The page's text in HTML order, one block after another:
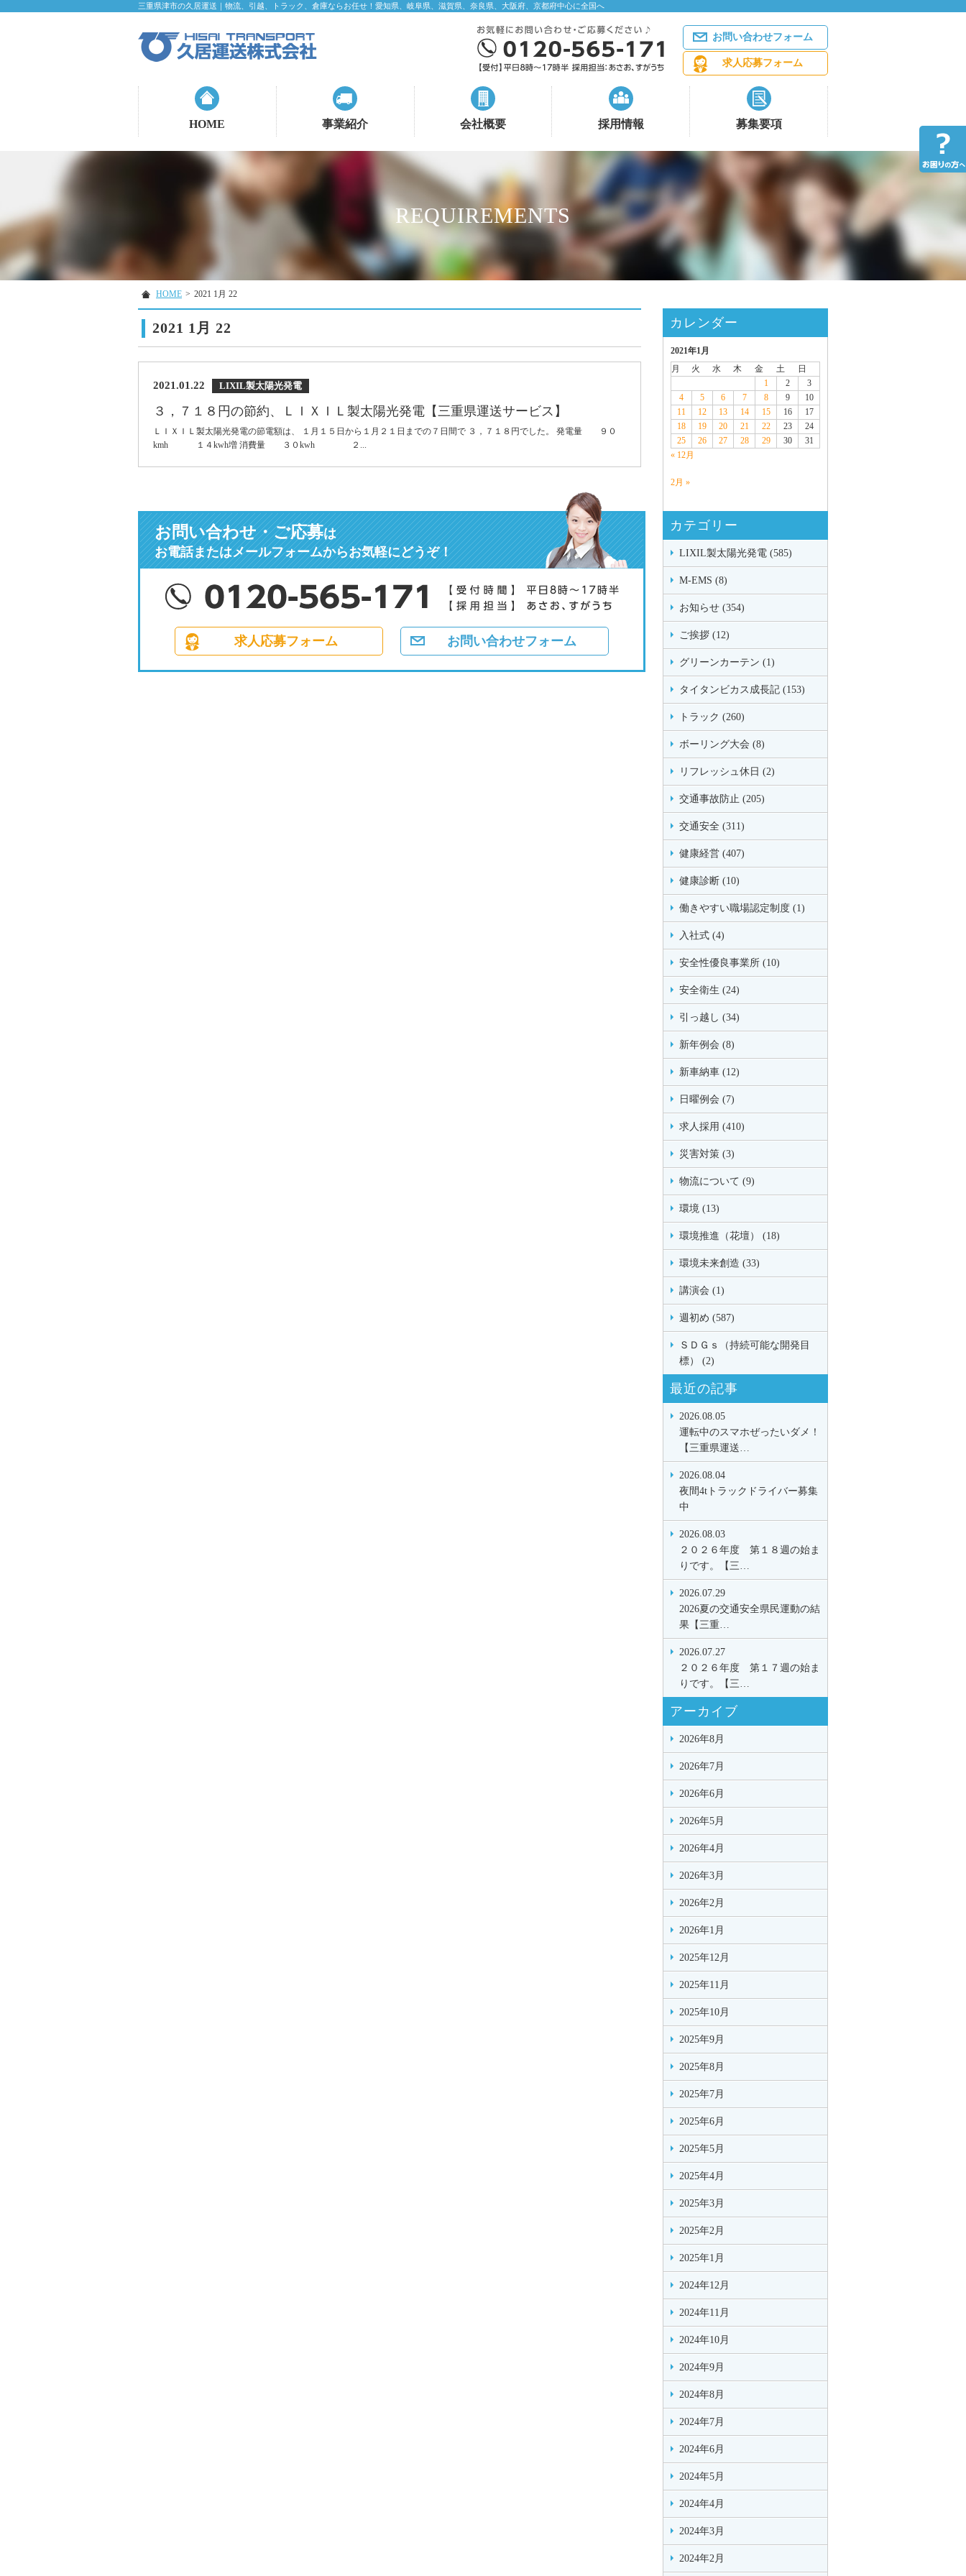
三重県津市の久居運送｜物流、引越、トラック、倉庫ならお任せ！愛知県、岐阜県、滋賀県、奈良県、大阪府、京都府中心に全国へ
お問い合わせフォーム
求人応募フォーム
HOME 事業紹介 会社概要 採用情報 募集要項
REQUIREMENTS
HOME > 2021 1月 22
2021 1月 22
2021.01.22 LIXIL製太陽光発電
３，７１８円の節約、ＬＩＸＩＬ製太陽光発電【三重県運送サービス】
ＬＩＸＩＬ製太陽光発電の節電額は、 １月１５日から１月２１日までの７日間で ３，７１８円でした。 発電量 ９０
kmh １４kwh増 消費量 ３０kwh ２...
お問い合わせ・ご応募は
お電話またはメールフォームからお気軽にどうぞ！
求人応募フォーム お問い合わせフォーム
カレンダー
2021年1月
月
火 水 木 金 土
日
1
2
3
4
5 6 7 8 9
10
11
12 13 14 15 16
17
18
19 20 21 22 23
24
25
26 27 28 29 30
31
« 12月
2月 »
カテゴリー
LIXIL製太陽光発電 (585)
M-EMS (8)
お知らせ (354)
ご挨拶 (12)
グリーンカーテン (1)
タイタンビカス成長記 (153)
トラック (260)
ボーリング大会 (8)
リフレッシュ休日 (2)
交通事故防止 (205)
交通安全 (311)
健康経営 (407)
健康診断 (10)
働きやすい職場認定制度 (1)
入社式 (4)
安全性優良事業所 (10)
安全衛生 (24)
引っ越し (34)
新年例会 (8)
新車納車 (12)
日曜例会 (7)
求人採用 (410)
災害対策 (3)
物流について (9)
環境 (13)
環境推進（花壇） (18)
環境未来創造 (33)
講演会 (1)
週初め (587)
ＳＤＧｓ（持続可能な開発目
標） (2)
最近の記事
2026.08.05
運転中のスマホぜったいダメ！
【三重県運送…
2026.08.04
夜間4tトラックドライバー募集
中
2026.08.03
２０２６年度 第１８週の始ま
りです。【三…
2026.07.29
2026夏の交通安全県民運動の結
果【三重…
2026.07.27
２０２６年度 第１７週の始ま
りです。【三…
アーカイブ
2026年8月
2026年7月
2026年6月
2026年5月
2026年4月
2026年3月
2026年2月
2026年1月
2025年12月
2025年11月
2025年10月
2025年9月
2025年8月
2025年7月
2025年6月
2025年5月
2025年4月
2025年3月
2025年2月
2025年1月
2024年12月
2024年11月
2024年10月
2024年9月
2024年8月
2024年7月
2024年6月
2024年5月
2024年4月
2024年3月
2024年2月